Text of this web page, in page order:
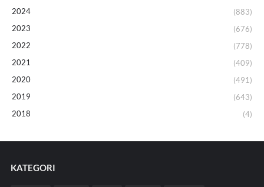
2024
(883)
2023
(676)
2022
(778)
2021
(409)
2020
(491)
2019
(643)
2018
(4)
KATEGORI